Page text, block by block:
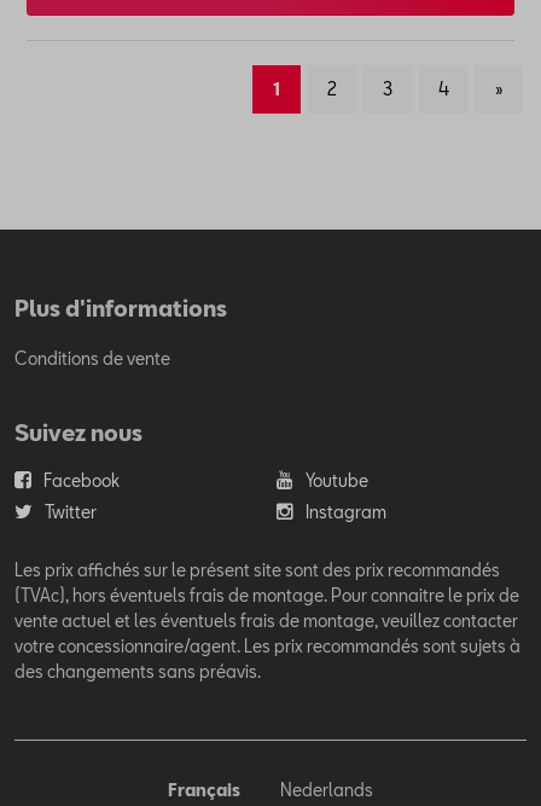
1 2 3 4 »
Plus d'informations
Conditions de vente
Suivez nous
Facebook
Youtube
Twitter
Instagram
Les prix affichés sur le présent site sont des prix recommandés
(TVAc), hors éventuels frais de montage. Pour connaitre le prix de
vente actuel et les éventuels frais de montage, veuillez contacter
votre concessionnaire/agent. Les prix recommandés sont sujets à
des changements sans préavis.
Français Nederlands